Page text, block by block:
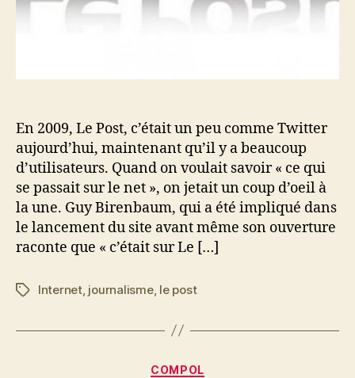
En 2009, Le Post, c’était un peu comme Twitter
aujourd’hui, maintenant qu’il y a beaucoup
d’utilisateurs. Quand on voulait savoir « ce qui
se passait sur le net », on jetait un coup d’oeil à
la une. Guy Birenbaum, qui a été impliqué dans
le lancement du site avant même son ouverture
raconte que « c’était sur Le […]
Étiquettes
Internet, journalisme, le post
Catégories
COMPOL